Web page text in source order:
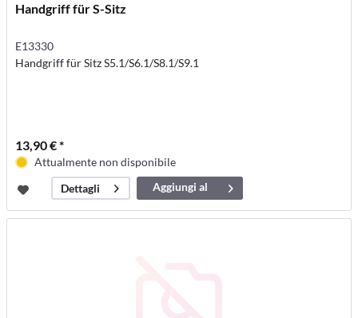
Handgriff für S-Sitz
E13330
Handgriff für Sitz S5.1/S6.1/S8.1/S9.1
13,90 € *
Attualmente non disponibile
Dettagli
Aggiungi al
carrello